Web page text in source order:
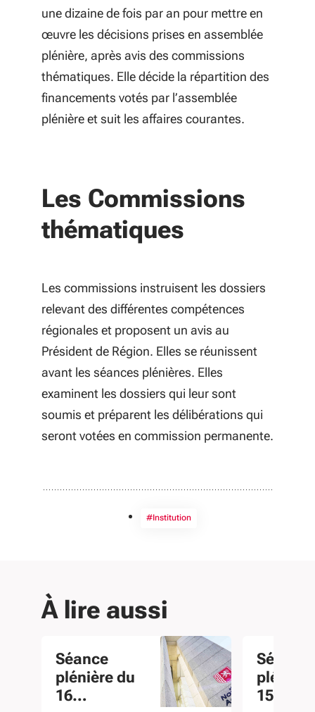
une dizaine de fois par an pour mettre en
œuvre les décisions prises en assemblée
plénière, après avis des commissions
thématiques. Elle décide la répartition des
financements votés par l’assemblée
plénière et suit les affaires courantes.
Les Commissions
thématiques
Les commissions instruisent les dossiers
relevant des différentes compétences
régionales et proposent un avis au
Président de Région. Elles se réunissent
avant les séances plénières. Elles
examinent les dossiers qui leur sont
soumis et préparent les délibérations qui
seront votées en commission permanente.
#Institution
À lire aussi
Séance
plénière du
16
Séance
15 et 16